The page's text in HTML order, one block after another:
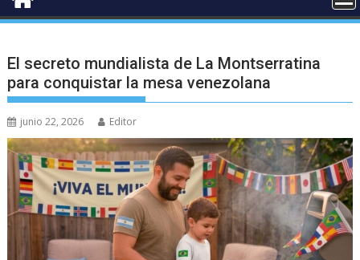
El secreto mundialista de La Montserratina
para conquistar la mesa venezolana
junio 22, 2026 Editor